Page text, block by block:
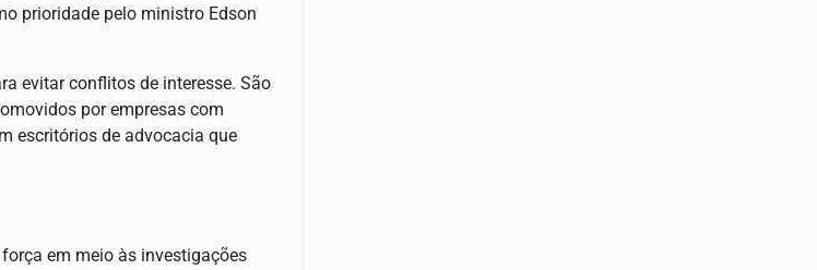
prioridade pelo ministro Edson
evitar conflitos de interesse. São
por empresas com
escritórios de advocacia que
em meio às investigações